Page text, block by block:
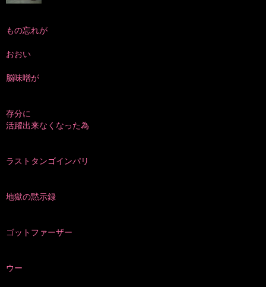
もの忘れが
おおい
脳味噌が
存分に
活躍出来なくなった為
ラストタンゴインパリ
地獄の黙示録
ゴットファーザー
ウー